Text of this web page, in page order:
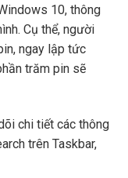
10, thông
Cụ thể, người
ngay lập tức
trăm pin sẽ
chi tiết các thông
trên Taskbar,